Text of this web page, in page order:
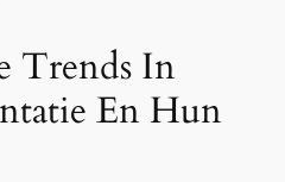
Trends In
En Hun